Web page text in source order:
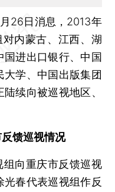
26日消息，2013年
内蒙古、江西、湖
进出口银行、中国
学、中国出版集团
续向被巡视地区、
馈巡视情况
向重庆市反馈巡视
春代表巡视组作反